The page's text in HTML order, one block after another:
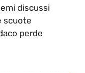
discussi
scuote
perde